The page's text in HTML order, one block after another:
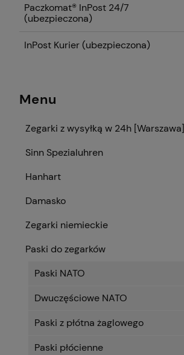
Paczkomat® InPost 24/7
(ubezpieczona)
InPost Kurier (ubezpieczona)
Menu
Zegarki z wysyłką w 24h [Warszawa]
Sinn Spezialuhren
Hanhart
Damasko
Zegarki niemieckie
Paski do zegarków
Paski NATO
Dwuczęściowe NATO
Paski z płótna żaglowego
Paski płócienne